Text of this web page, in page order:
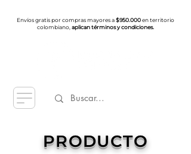
Envíos gratis por compras mayores a$950.000en territorio
colombiano, aplican términos y condiciones.
PRODUCTO